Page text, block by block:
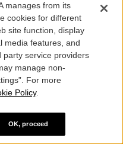
Volumen
Ensayos
Author/Editor:
onírica
Author/Editor:
espacial y
siglo XVIII
Ed. 3
y política en
Author/Editor:
Author/Editor:
manages from its
cookies for different
site function, display
media features, and
party service providers
manage non-
For more
Policy.
OK, proceed